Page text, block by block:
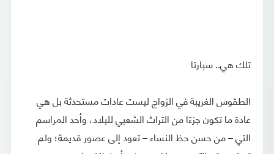
تلك هي.. سبارتا
الطقوس الغريبة في الزواج ليست عادات مستحدثة بل هي
عادة ما تكون جزءًا من التراث الشعبي للبلاد، وأحد المراسم
التي – من حسن حظ النساء – تعود إلى عصور قديمة؛ ولم